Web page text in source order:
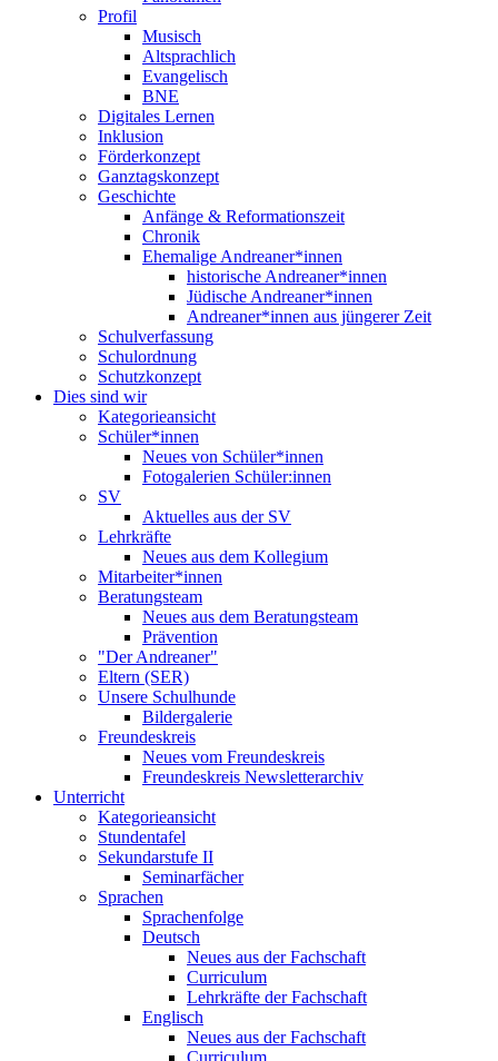
Profil
Musisch
Altsprachlich
Evangelisch
BNE
Digitales Lernen
Inklusion
Förderkonzept
Ganztagskonzept
Geschichte
Anfänge & Reformationszeit
Chronik
Ehemalige Andreaner*innen
historische Andreaner*innen
Jüdische Andreaner*innen
Andreaner*innen aus jüngerer Zeit
Schulverfassung
Schulordnung
Schutzkonzept
Dies sind wir
Kategorieansicht
Schüler*innen
Neues von Schüler*innen
Fotogalerien Schüler:innen
SV
Aktuelles aus der SV
Lehrkräfte
Neues aus dem Kollegium
Mitarbeiter*innen
Beratungsteam
Neues aus dem Beratungsteam
Prävention
"Der Andreaner"
Eltern (SER)
Unsere Schulhunde
Bildergalerie
Freundeskreis
Neues vom Freundeskreis
Freundeskreis Newsletterarchiv
Unterricht
Kategorieansicht
Stundentafel
Sekundarstufe II
Seminarfächer
Sprachen
Sprachenfolge
Deutsch
Neues aus der Fachschaft
Curriculum
Lehrkräfte der Fachschaft
Englisch
Neues aus der Fachschaft